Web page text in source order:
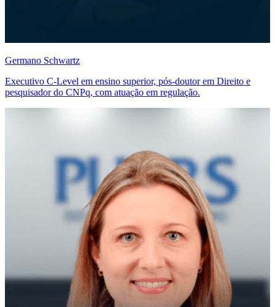
Germano Schwartz
Executivo C-Level em ensino superior, pós-doutor em Direito e
pesquisador do CNPq, com atuação em regulação.